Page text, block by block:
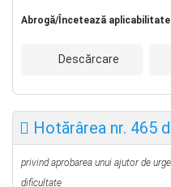
Abrogă/Încetează
Descărcare
Hotărârea nr. 465
privind aprobarea unui ajutor de
dificultate